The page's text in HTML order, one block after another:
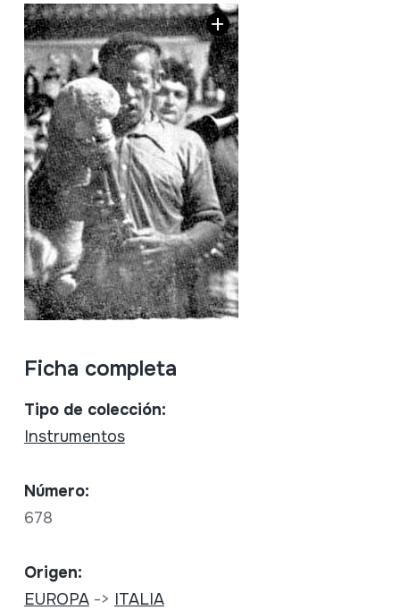
Ficha completa
Tipo de colección:
Instrumentos
Número:
678
Origen:
EUROPA-> ITALIA